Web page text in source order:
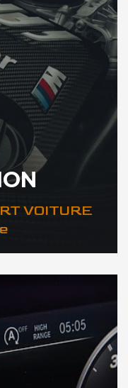
VOITURE
en Guyane